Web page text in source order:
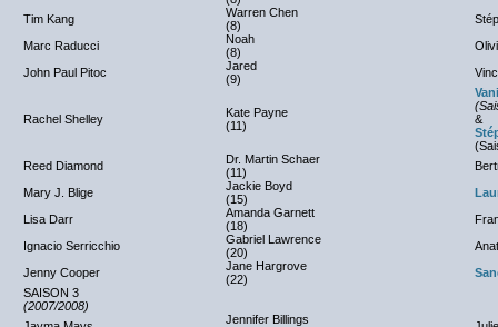
Tim Kang
Warren Chen
(8)
Marc Raducci
Noah
(8)
John Paul Pitoc
Jared
(9)
Rachel Shelley
Kate Payne
(11)
&
Reed Diamond
Dr. Martin Schaer
(11)
Mary J. Blige
Jackie Boyd
(15)
Lisa Darr
Amanda Garnett
(18)
Ignacio Serricchio
Gabriel Lawrence
(20)
Jenny Cooper
Jane Hargrove
(22)
SAISON 3
(2007/2008)
Jennifer Billings